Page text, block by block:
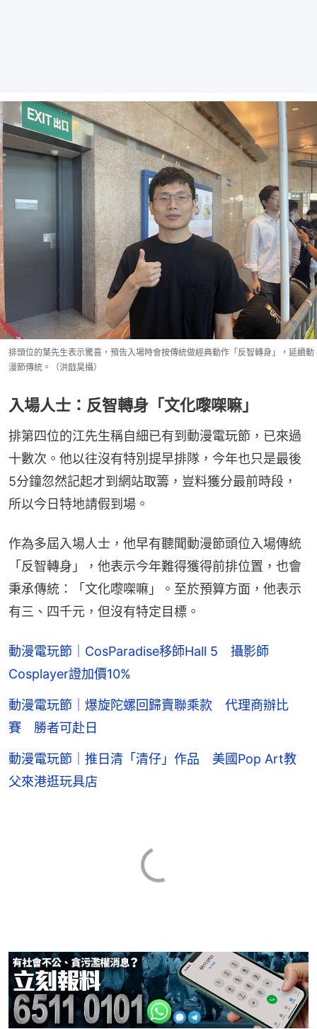
排頭位的葉先生表示驚喜，預告入場時會按傳統做經典動作「反智轉身」，延續動
漫節傳統。（洪戩昊攝）
入場人士：反智轉身「文化嚟㗎嘛」
排第四位的江先生稱自細已有到動漫電玩節，已來過
十數次。他以往沒有特別提早排隊，今年也只是最後
5分鐘忽然記起才到網站取籌，豈料獲分最前時段，
所以今日特地請假到場。
作為多屆入場人士，他早有聽聞動漫節頭位入場傳統
「反智轉身」，他表示今年難得獲得前排位置，也會
秉承傳統：「文化嚟㗎嘛」。至於預算方面，他表示
有三、四千元，但沒有特定目標。
動漫電玩節｜CosParadise移師Hall 5 攝影師
Cosplayer證加價10%
動漫電玩節｜爆旋陀螺回歸賣聯乘款 代理商辦比
賽 勝者可赴日
動漫電玩節｜推日清「清仔」作品 美國Pop Art教
父來港逛玩具店